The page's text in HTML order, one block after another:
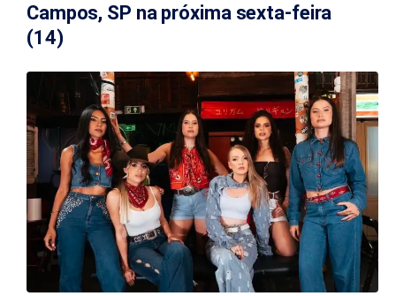
Campos, SP na próxima sexta-feira
(14)